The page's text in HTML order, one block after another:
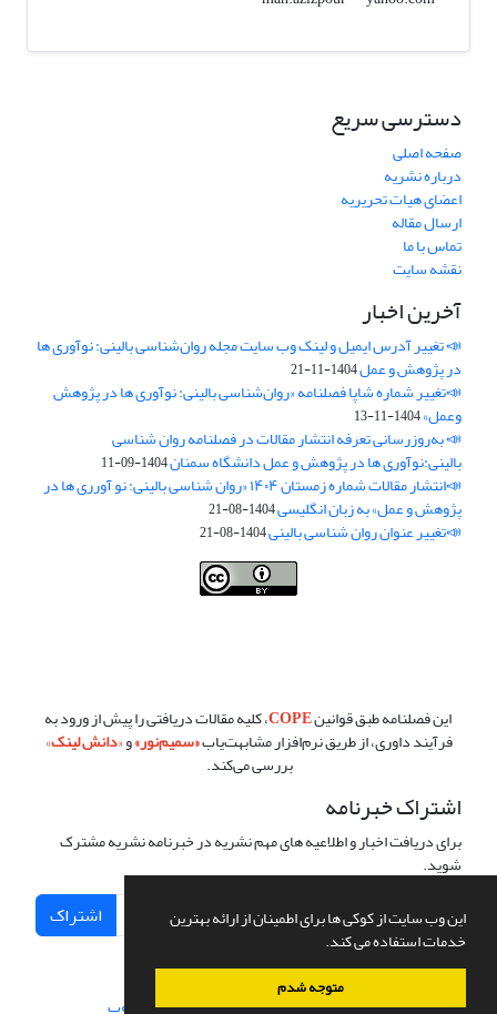
این وب سایت از کوکی ها برای اطمینان از ارائه بهترین
خدمات استفاده می کند.
متوجه شدم
دسترسی سریع
صفحه اصلی
درباره نشریه
اعضای هیات تحریریه
ارسال مقاله
تماس با ما
نقشه سایت
آخرین اخبار
📣 تغییر آدرس ایمیل و لینک وب‌ سایت مجله روان‌شناسی بالینی: نوآوری ها
در پژوهش و عمل1404-11-21
📣تغییر شماره شاپا فصلنامه «روان‌شناسی بالینی: نوآوری ها در پژوهش
وعمل»1404-11-13
📣 به‌روزرسانی تعرفه انتشار مقالات در فصلنامه روان شناسی
بالینی:نوآوری ها در پژوهش و عمل دانشگاه سمنان1404-09-11
📣انتشار مقالات شماره زمستان ۱۴۰۴ «روان شناسی بالینی: نو آورری ها در
پژوهش و عمل» به زبان انگلیسی1404-08-21
📣تغییر عنوان روان شناسی بالینی1404-08-21
این فصلنامه طبق قوانینCOPE، کلیه مقالات دریافتی را پیش از ورود به
فرآیند داوری، از طریق نرم‌افزار مشابهت‌یاب«سمیم‌نور»و«دانش لینک»
بررسی می‌کند.
اشتراک خبرنامه
برای دریافت اخبار و اطلاعیه های مهم نشریه در خبرنامه نشریه مشترک
شوید.
اشتراک
سامانه مدیریت نشریات علمی.طراحی و پیاده سازی از سیناوب